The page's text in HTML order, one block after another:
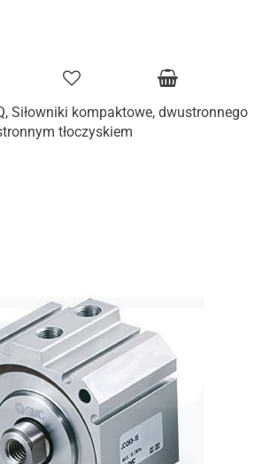
Siłowniki kompaktowe, dwustronnego
tłoczyskiem